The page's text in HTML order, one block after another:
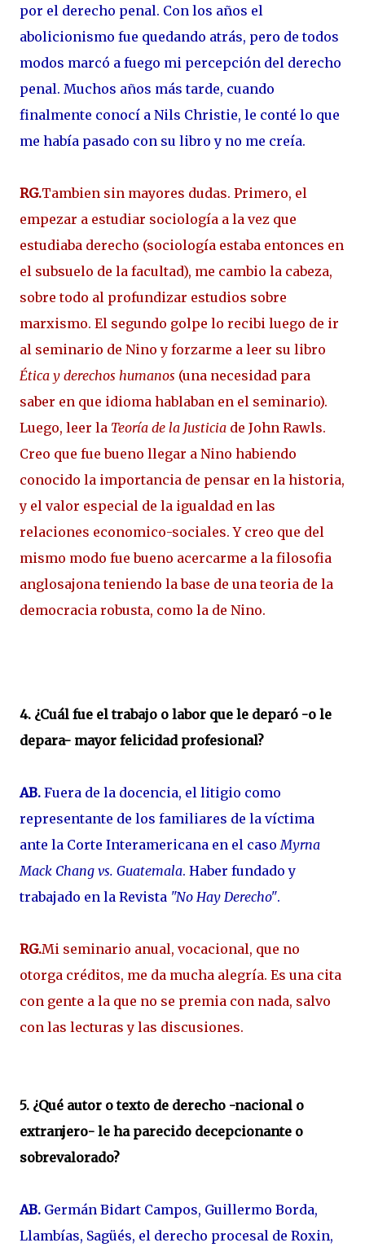
por el derecho penal. Con los años el
abolicionismo fue quedando atrás, pero de todos
modos marcó a fuego mi percepción del derecho
penal. Muchos años más tarde, cuando
finalmente conocí a Nils Christie, le conté lo que
me había pasado con su libro y no me creía.
RG.Tambien sin mayores dudas. Primero, el
empezar a estudiar sociología a la vez que
estudiaba derecho (sociología estaba entonces en
el subsuelo de la facultad), me cambio la cabeza,
sobre todo al profundizar estudios sobre
marxismo. El segundo golpe lo recibi luego de ir
al seminario de Nino y forzarme a leer su libro
Ética y derechos humanos (una necesidad para
saber en que idioma hablaban en el seminario).
Luego, leer la Teoría de la Justicia de John Rawls.
Creo que fue bueno llegar a Nino habiendo
conocido la importancia de pensar en la historia,
y el valor especial de la igualdad en las
relaciones economico-sociales. Y creo que del
mismo modo fue bueno acercarme a la filosofia
anglosajona teniendo la base de una teoria de la
democracia robusta, como la de Nino.
4. ¿Cuál fue el trabajo o labor que le deparó -o le
depara- mayor felicidad profesional?
AB. Fuera de la docencia, el litigio como
representante de los familiares de la víctima
ante la Corte Interamericana en el casoMyrna
Mack Chang vs. Guatemala. Haber fundado y
trabajado en la Revista "No Hay Derecho".
RG.Mi seminario anual, vocacional, que no
otorga créditos, me da mucha alegría. Es una cita
con gente a la que no se premia con nada, salvo
con las lecturas y las discusiones.
5. ¿Qué autor o texto de derecho -nacional o
extranjero- le ha parecido decepcionante o
sobrevalorado?
AB. Germán Bidart Campos, Guillermo Borda,
Llambías, Sagüés, el derecho procesal de Roxin,